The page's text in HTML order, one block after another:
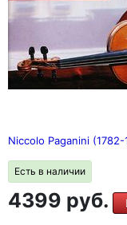
Niccolo Paganini
Есть в наличии
4399 руб.